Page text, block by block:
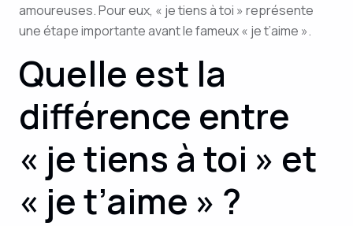
amoureuses. Pour eux, « je tiens à toi » représente
une étape importante avant le fameux « je t’aime ».
Quelle est la
différence entre
« je tiens à toi » et
« je t’aime » ?